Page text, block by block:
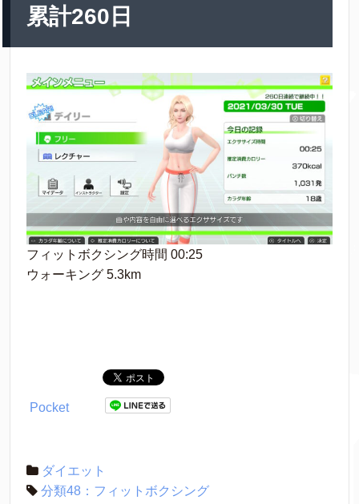
累計260日
フィットボクシング時間 00:25
ウォーキング 5.3km
Pocket
ダイエット
分類48：フィットボクシング